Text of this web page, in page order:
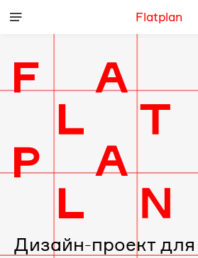
Flatplan
Дизайн-
проект
интерьера
для
вашей
Дизайн-проект